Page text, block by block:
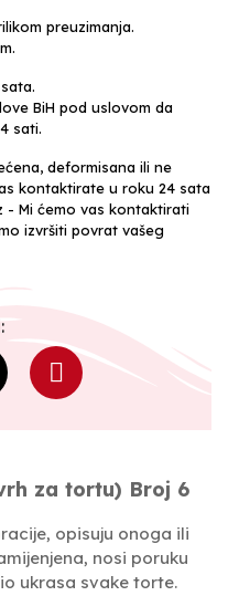
preuzimanja.
BiH pod uslovom da
sati.
deformisana ili ne
kontaktirate u roku 24 sata
- Mi ćemo vas kontaktirati
izvršiti povrat vašeg
za tortu) Broj 6
opisuju onoga ili
nosi poruku
ukrasa svake torte.